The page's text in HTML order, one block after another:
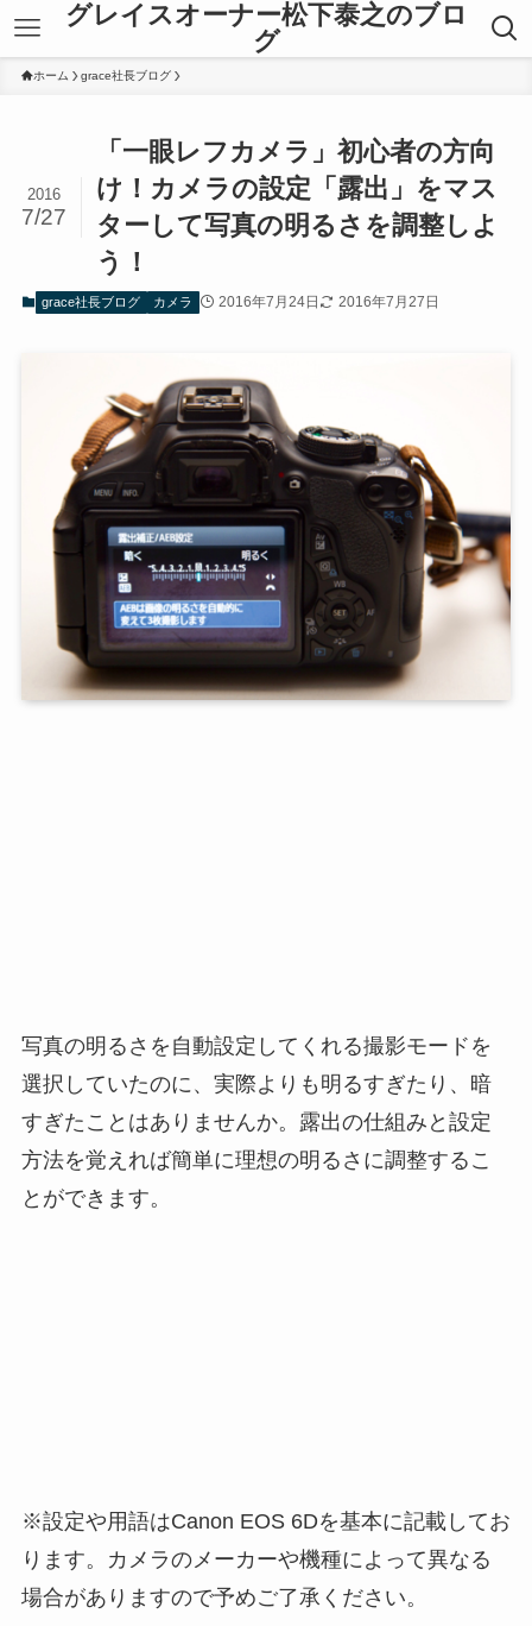
グレイスオーナー松下泰之のブロ
グ
ホーム grace社長ブログ
「一眼レフカメラ」初心者の方向
け！カメラの設定「露出」をマス
ターして写真の明るさを調整しよ
う！
2016
7/27
grace社長ブログ カメラ 2016年7月24日 2016年7月27日
写真の明るさを自動設定してくれる撮影モードを
選択していたのに、実際よりも明るすぎたり、暗
すぎたことはありませんか。露出の仕組みと設定
方法を覚えれば簡単に理想の明るさに調整するこ
とができます。
※設定や用語はCanon EOS 6Dを基本に記載してお
ります。カメラのメーカーや機種によって異なる
場合がありますので予めご了承ください。